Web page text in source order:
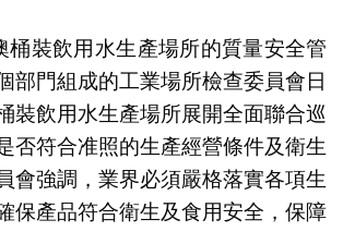
桶裝飲用水生產場所的質量安全管
部門組成的工業場所檢查委員會日
裝飲用水生產場所展開全面聯合巡
否符合准照的生產經營條件及衛生
會強調，業界必須嚴格落實各項生
保產品符合衛生及食用安全，保障